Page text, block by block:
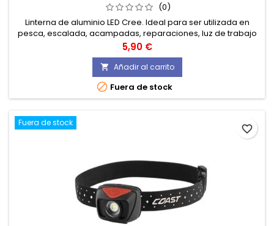
(0)
Linterna de aluminio LED Cree. Ideal para ser utilizada en
pesca, escalada, acampadas, reparaciones, luz de trabajo
y en general en cualquier lugar donde se precise de una
iluminación suplementaria.
Precio
5,90 €
 Añadir al carrito
 Fuera de stock
Fuera de stock
favorite_border